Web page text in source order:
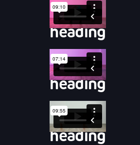
heading
heading
heading